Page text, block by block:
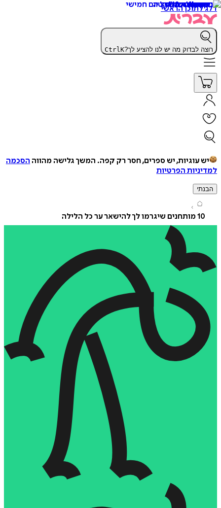
הראשי
לבדוק מה יש לנו להציע לך? CtrlK
עוגיות, יש ספרים, חסר רק קפה. המשך גלישה מהווההסכמה
הפרטיות